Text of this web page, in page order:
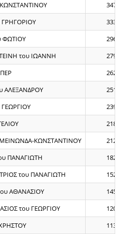
347
ΓΡΗΓΟΡΙΟΥ
333
ΦΩΤΙΟΥ
296
του ΙΩΑΝΝΗ
279
262
ΑΛΕΞΑΝΔΡΟΥ
251
239
218
ΚΩΝΣΤΑΝΤΙΝΟΥ
212
ΠΑΝΑΓΙΩΤΗ
182
του ΠΑΝΑΓΙΩΤΗ
152
ΑΘΑΝΑΣΙΟΥ
145
του ΓΕΩΡΓΙΟΥ
120
113